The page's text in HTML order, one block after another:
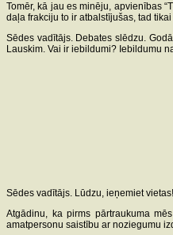
Tomēr, kā jau es minēju, apvienības
daļa frakciju to ir atbalstījušas, tad
Sēdes vadītājs. Debates slēdzu.
Lauskim. Vai ir iebildumi? Iebildumu
Sēdes vadītājs. Lūdzu, ieņemiet
Atgādinu, ka pirms pārtraukuma
amatpersonu saistību ar noziegumu